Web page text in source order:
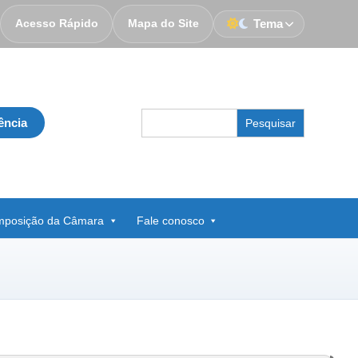
Acesso Rápido Mapa do Site Tema
for:
da Câmara Fale conosco